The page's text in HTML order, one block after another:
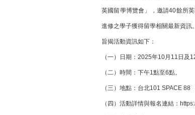
英國留學博覽會」，邀請40餘所
進修之學子獲得留學相關最新資訊。
旨揭活動資訊如下：
（一）日期：2025年10月11日及
（二）時間：下午1點至6點。
（三）地點：台北101 SPACE 88
（四）活動詳情與報名連結：